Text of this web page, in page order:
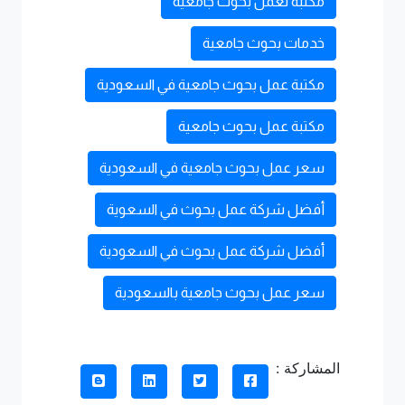
خدمات بحوث جامعية
مكتبة عمل بحوث جامعية في السعودية
مكتبة عمل بحوث جامعية
سعر عمل بحوث جامعية في السعودية
أفضل شركة عمل بحوث في السعوية
أفضل شركة عمل بحوث في السعودية
سعر عمل بحوث جامعية بالسعودية
المشاركة :